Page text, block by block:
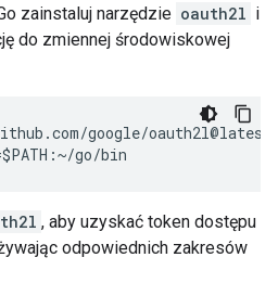
zainstaluj narzędzie oauth2l i
do zmiennej środowiskowej
google/oauth2l@latest
go/bin
, aby uzyskać token dostępu
odpowiednich zakresów